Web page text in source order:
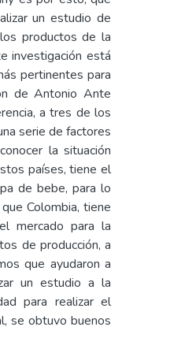
un estudio de
productos de la
investigación está
pertinentes para
de Antonio Ante
a tres de los
serie de factores
la situación
países, tiene el
de bebe, para lo
Colombia, tiene
mercado para la
de producción, a
que ayudaron a
un estudio a la
para realizar el
se obtuvo buenos